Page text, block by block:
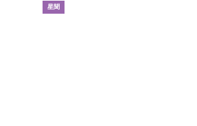
星聞